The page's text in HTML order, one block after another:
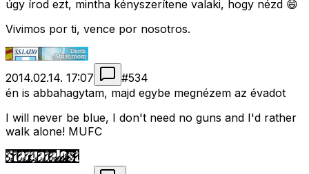
úgy írod ezt, mintha kényszerítene valaki, hogy nézd 😄
Vivimos por ti, vence por nosotros.
2014.02.14. 17:07 #534
én is abbahagytam, majd egybe megnézem az évadot
I will never be blue, I don't need no guns and I'd rather
walk alone! MUFC